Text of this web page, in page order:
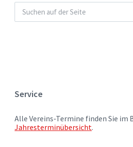
Service
Alle Vereins-Termine finden Sie im
Jahresterminübersicht.